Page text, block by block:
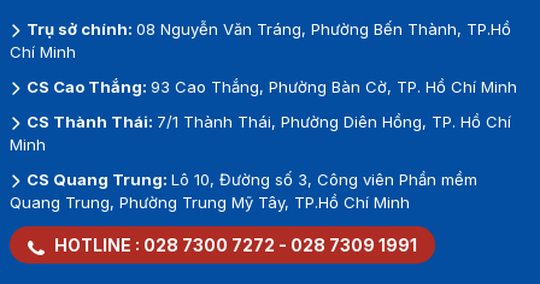
Trụ sở chính: 08 Nguyễn Văn Tráng, Phường Bến Thành, TP.Hồ
Chí Minh
CS Cao Thắng: 93 Cao Thắng, Phường Bàn Cờ, TP. Hồ Chí Minh
CS Thành Thái: 7/1 Thành Thái, Phường Diên Hồng, TP. Hồ Chí
Minh
CS Quang Trung: Lô 10, Đường số 3, Công viên Phần mềm
Quang Trung, Phường Trung Mỹ Tây, TP.Hồ Chí Minh
HOTLINE : 028 7300 7272 - 028 7309 1991